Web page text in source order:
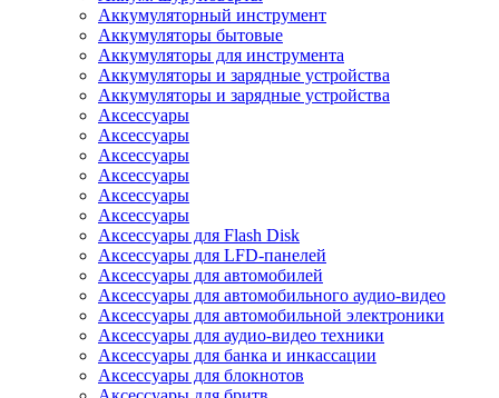
Аккумуляторный инструмент
Аккумуляторы бытовые
Аккумуляторы для инструмента
Аккумуляторы и зарядные устройства
Аккумуляторы и зарядные устройства
Аксессуары
Аксессуары
Аксессуары
Аксессуары
Аксессуары
Аксессуары
Аксессуары для Flash Disk
Аксессуары для LFD-панелей
Аксессуары для автомобилей
Аксессуары для автомобильного аудио-видео
Аксессуары для автомобильной электроники
Аксессуары для аудио-видео техники
Аксессуары для банка и инкассации
Аксессуары для блокнотов